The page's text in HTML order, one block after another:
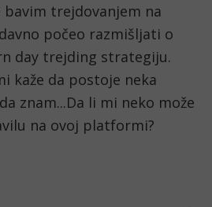
bavim trejdovanjem na
počeo razmišljati o
day trejding strategiju.
kaže da postoje neka
znam...Da li mi neko može
na ovoj platformi?